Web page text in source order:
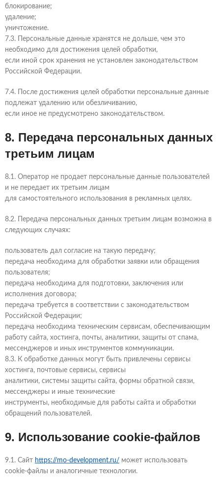
блокирование;
удаление;
уничтожение.
7.3. Персональные данные хранятся не дольше, чем это
необходимо для достижения целей обработки,
если иной срок хранения не установлен законодательством
Российской Федерации.
7.4. После достижения целей обработки персональные данные
подлежат удалению или обезличиванию,
если иное не предусмотрено законодательством.
8. Передача персональных данных
третьим лицам
8.1. Оператор не продает персональные данные пользователей
и не передает их третьим лицам
для самостоятельного использования в рекламных целях.
8.2. Передача персональных данных третьим лицам возможна в
следующих случаях:
пользователь дал согласие на такую передачу;
передача необходима для обработки заявки или обращения
пользователя;
передача необходима для подготовки, заключения или
исполнения договора;
передача требуется в соответствии с законодательством
Российской Федерации;
передача необходима техническим сервисам, обеспечивающим
работу сайта, хостинга, почты, аналитики, защиты от спама,
мессенджеров и иных инструментов коммуникации.
8.3. К обработке данных могут быть привлечены сервисы
хостинга, почтовые сервисы, сервисы
аналитики, системы защиты сайта, формы обратной связи,
мессенджеры и иные технические
инструменты, необходимые для работы сайта и обработки
обращений пользователей.
9. Использование cookie-файлов
9.1. Сайт https://mo-development.ru/ может использовать
cookie-файлы и аналогичные технологии.